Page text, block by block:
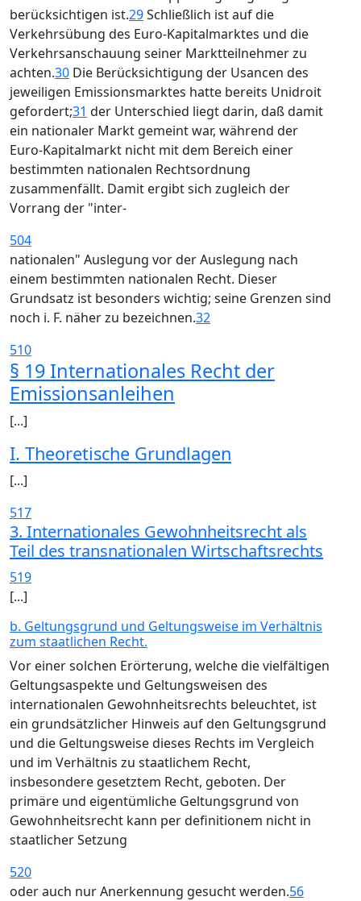
berücksichtigen ist.29Schließlich ist auf die
Verkehrsübung des Euro-Kapitalmarktes und die
Verkehrsanschauung seiner Marktteilnehmer zu
achten.30 Die Berücksichtigung der Usancen des
jeweiligen Emissionsmarktes hatte bereits Unidroit
gefordert;31 der Unterschied liegt darin, daß damit
ein nationaler Markt gemeint war, während der
Euro-Kapitalmarkt nicht mit dem Bereich einer
bestimmten nationalen Rechtsordnung
zusammenfällt. Damit ergibt sich zugleich der
Vorrang der "inter-
504
nationalen" Auslegung vor der Auslegung nach
einem bestimmten nationalen Recht. Dieser
Grundsatz ist besonders wichtig; seine Grenzen sind
noch i. F. näher zu bezeichnen.32
510
§ 19 Internationales Recht der
Emissionsanleihen
[...]
I. Theoretische Grundlagen
[...]
517
3. Internationales Gewohnheitsrecht als
Teil des transnationalen Wirtschaftsrechts
519
[...]
b. Geltungsgrund und Geltungsweise im Verhältnis
zum staatlichen Recht.
Vor einer solchen Erörterung, welche die vielfältigen
Geltungsaspekte und Geltungsweisen des
internationalen Gewohnheitsrechts beleuchtet, ist
ein grundsätzlicher Hinweis auf den Geltungsgrund
und die Geltungsweise dieses Rechts im Vergleich
und im Verhältnis zu staatlichem Recht,
insbesondere gesetztem Recht, geboten. Der
primäre und eigentümliche Geltungsgrund von
Gewohnheitsrecht kann per definitionem nicht in
staatlicher Setzung
520
oder auch nur Anerkennung gesucht werden.56